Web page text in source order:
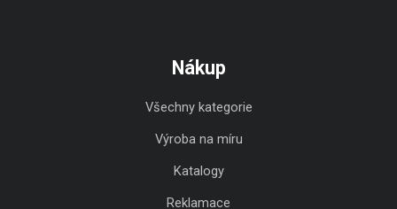
Nákup
Všechny kategorie
Výroba na míru
Katalogy
Reklamace